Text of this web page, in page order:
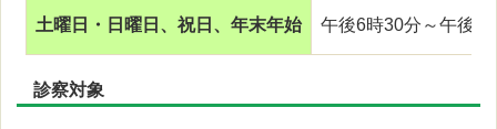
土曜日・日曜日、祝日、年末年始 午後6時30分～午後
診察対象